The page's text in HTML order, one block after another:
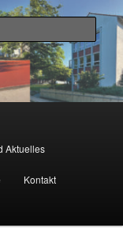
Aktuelles
Kontakt